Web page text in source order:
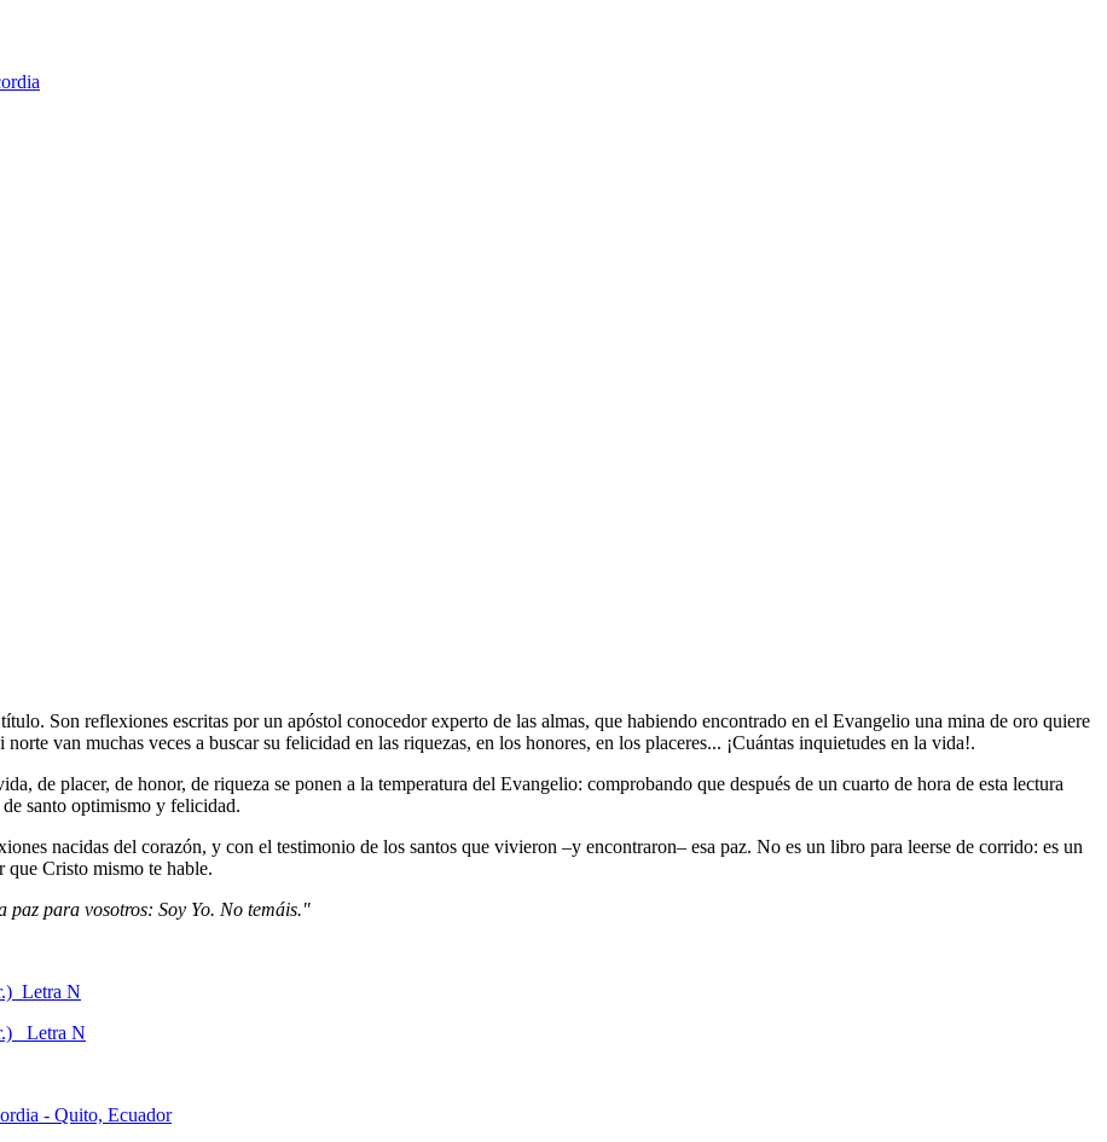
Son reflexiones escritas por un apóstol conocedor experto de las almas, que habiendo encontrado en el Evangelio una mina de oro quiere
van muchas veces a buscar su felicidad en las riquezas, en los honores, en los placeres... ¡Cuántas inquietudes en la vida!.
de placer, de honor, de riqueza se ponen a la temperatura del Evangelio: comprobando que después de un cuarto de hora de esta lectura
santo optimismo y felicidad.
nacidas del corazón, y con el testimonio de los santos que vivieron –y encontraron– esa paz. No es un libro para leerse de corrido: es un
que Cristo mismo te hable.
paz para vosotros: Soy Yo. No temáis."
Letra N
Letra N